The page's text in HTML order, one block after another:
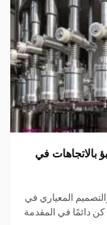
بالاتجاهات في
المعياري في
كن دائمًا في المقدمة